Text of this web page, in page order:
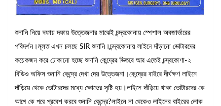
শুনানি নিয়ে দফায় দফায় উত্তেজনার মাঝেই চন্দ্রকোনায় স্পেশাল অবজার্ভারের
পরিদর্শন।মূলত এখন চলছে SIR শুনানি।চন্দ্রকোনায় লাইনে দাঁড়ানো ভোটারদের
কয়েকজন করে ঢোকানো হচ্ছে শুনানি কেন্দ্রের ভিতরে আর এতেই চন্দ্রকোণা-২
বিডিও অফিস শুনানি কেন্দ্রে দেখা দেয় উত্তেজনা।কেন্দ্রের বাইরে দীর্ঘক্ষণ লাইনে
দাঁড়িয়ে থেকে ভোটারদের মধ্যে ক্ষোভের সৃষ্টি হয়।লাইনে দাঁড়িয়ে থাকা ভোটারদের কে
আগে কে পরে প্রবেশ করবে শুনানি কেন্দ্রে?লাইনে না থেকেও লাইনের বাইরের লোক